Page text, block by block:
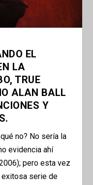
EL
LA
TRUE
ALAN BALL
Y
no? No sería la
evidencia ahí
pero esta vez
exitosa serie de